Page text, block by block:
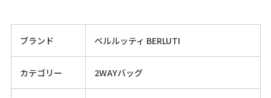
ブランド ベルルッティ BERLUTI
カテゴリー 2WAYバッグ